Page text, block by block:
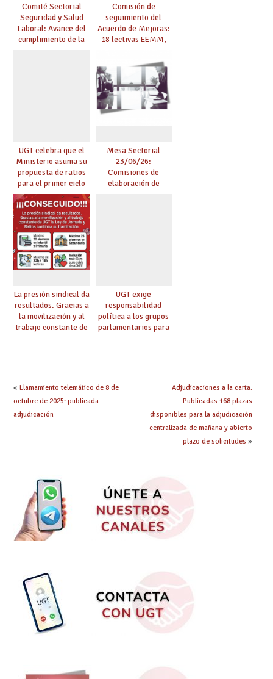
Comité Sectorial
Seguridad y Salud
Laboral: Avance del
cumplimiento de la
Comisión de
seguimiento del
Acuerdo de Mejoras:
18 lectivas EEMM,
mayores 55 y pilotaje
en centros
tensionados
UGT celebra que el
Ministerio asuma su
propuesta de ratios
para el primer ciclo
de Infantil y pide
extender la misma
ambición al resto de
etapas
Mesa Sectorial
23/06/26:
Comisiones de
elaboración de
La presión sindical da
resultados. Gracias a
la movilización y al
trabajo constante de
UGT exige
responsabilidad
política a los grupos
parlamentarios para
« Llamamiento telemático de 8 de
octubre de 2025: publicada
adjudicación
Adjudicaciones a la carta:
Publicadas 168 plazas
disponibles para la adjudicación
centralizada de mañana y abierto
plazo de solicitudes »